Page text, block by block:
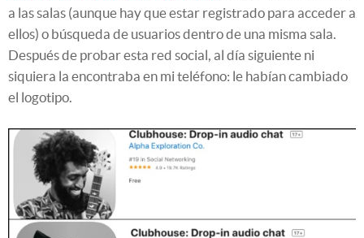
a las salas (aunque hay que estar registrado para acceder a
ellos) o búsqueda de usuarios dentro de una misma sala.
Después de probar esta red social, al día siguiente ni
siquiera la encontraba en mi teléfono: le habían cambiado
el logotipo.